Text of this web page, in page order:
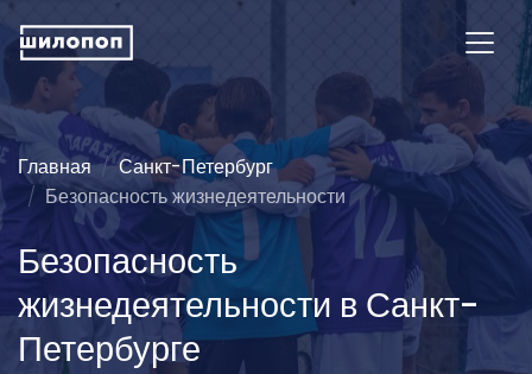
Главная
Санкт-Петербург
Безопасность жизнедеятельности
Безопасность
жизнедеятельности в Санкт-
Петербурге